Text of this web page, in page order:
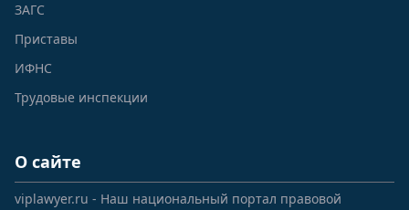
ЗАГС
Приставы
ИФНС
Трудовые инспекции
О сайте
viplawyer.ru - Наш национальный портал правовой